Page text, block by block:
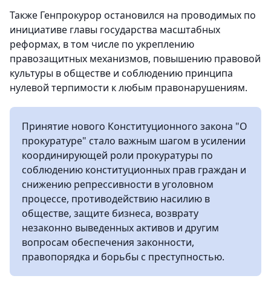
Также Генпрокурор остановился на проводимых по
инициативе главы государства масштабных
реформах, в том числе по укреплению
правозащитных механизмов, повышению правовой
культуры в обществе и соблюдению принципа
нулевой терпимости к любым правонарушениям.
Принятие нового Конституционного закона "О
прокуратуре" стало важным шагом в усилении
координирующей роли прокуратуры по
соблюдению конституционных прав граждан и
снижению репрессивности в уголовном
процессе, противодействию насилию в
обществе, защите бизнеса, возврату
незаконно выведенных активов и другим
вопросам обеспечения законности,
правопорядка и борьбы с преступностью.